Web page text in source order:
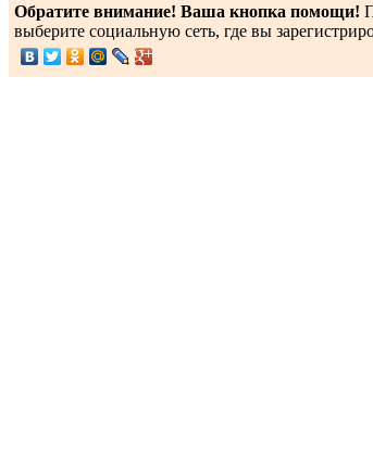
Обратите внимание! Ваша кнопка помощи!
выберите социальную сеть, где вы